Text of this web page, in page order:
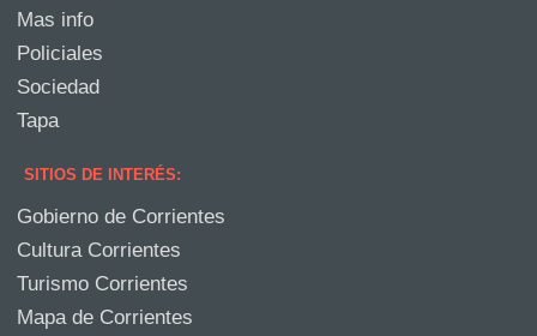
Mas info
Policiales
Sociedad
Tapa
SITIOS DE INTERÉS:
Gobierno de Corrientes
Cultura Corrientes
Turismo Corrientes
Mapa de Corrientes